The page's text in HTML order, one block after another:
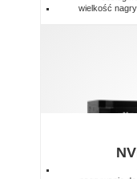
wielkość